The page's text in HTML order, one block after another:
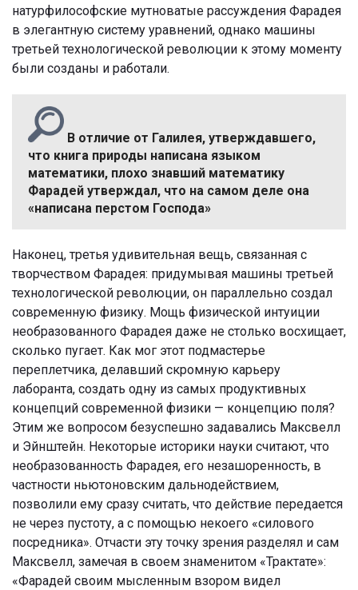
натурфилософские мутноватые рассуждения Фарадея
в элегантную систему уравнений, однако машины
третьей технологической революции к этому моменту
были созданы и работали.
В отличие от Галилея, утверждавшего,
что книга природы написана языком
математики, плохо знавший математику
Фарадей утверждал, что на самом деле она
«написана перстом Господа»
Наконец, третья удивительная вещь, связанная с
творчеством Фарадея: придумывая машины третьей
технологической революции, он параллельно создал
современную физику. Мощь физической интуиции
необразованного Фарадея даже не столько восхищает,
сколько пугает. Как мог этот подмастерье
переплетчика, делавший скромную карьеру
лаборанта, создать одну из самых продуктивных
концепций современной физики — концепцию поля?
Этим же вопросом безуспешно задавались Максвелл
и Эйнштейн. Некоторые историки науки считают, что
необразованность Фарадея, его незашоренность, в
частности ньютоновским дальнодействием,
позволили ему сразу считать, что действие передается
не через пустоту, а с помощью некоего «силового
посредника». Отчасти эту точку зрения разделял и сам
Максвелл, замечая в своем знаменитом «Трактате»:
«Фарадей своим мысленным взором видел